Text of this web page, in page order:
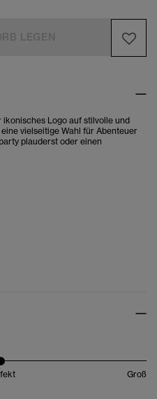
ikonisches Logo auf stilvolle und
vielseitige Wahl für Abenteuer
plauderst oder einen
Groß